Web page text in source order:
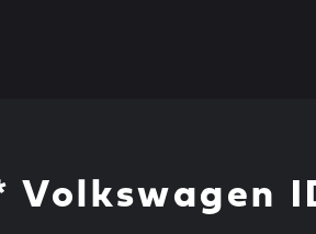
Volkswagen